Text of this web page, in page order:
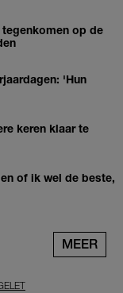
tegenkomen op de
'Hun
keren klaar te
of ik wel de beste,
MEER